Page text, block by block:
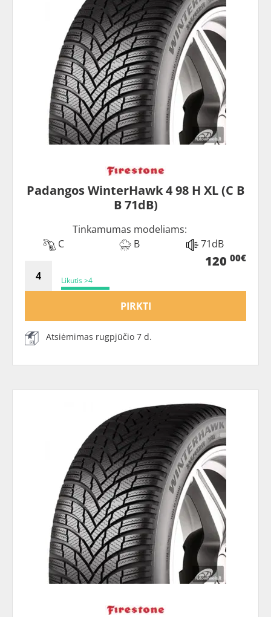
Padangos WinterHawk 4 98 H XL (C B
B 71dB)
Tinkamumas modeliams:
C
B 71dB
Likutis >4
120 00€
PIRKTI
Atsiėmimas rugpjūčio 7 d.